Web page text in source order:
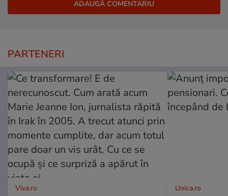
PARTENERI
Viva.ro Unica.ro